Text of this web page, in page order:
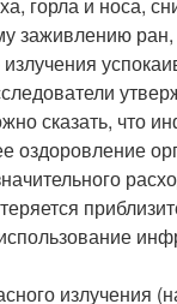
заживлению
сказать, что
оздоровление
излучения